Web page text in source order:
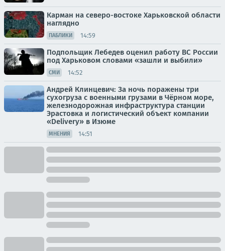
Карман на северо-востоке Харьковской области
наглядно
ПАБЛИКИ 14:59
Подпольщик Лебедев оценил работу ВС России
под Харьковом словами «зашли и выбили»
СМИ 14:52
Андрей Клинцевич: За ночь поражены три
сухогруза с военными грузами в Чёрном море,
железнодорожная инфраструктура станции
Эрастовка и логистический объект компании
«Delivery» в Изюме
МНЕНИЯ 14:51